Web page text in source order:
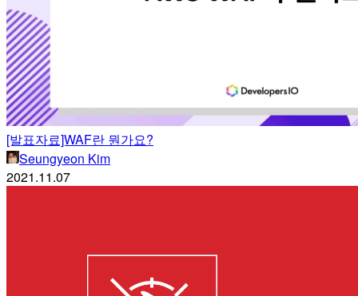
[발표자료]WAF란 뭔가요?
Seungyeon Kim
2021.11.07